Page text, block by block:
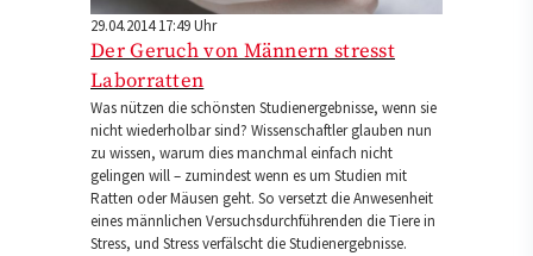
29.04.2014 17:49 Uhr
Der Geruch von Männern stresst
Laborratten
Was nützen die schönsten Studienergebnisse, wenn sie
nicht wiederholbar sind? Wissenschaftler glauben nun
zu wissen, warum dies manchmal einfach nicht
gelingen will – zumindest wenn es um Studien mit
Ratten oder Mäusen geht. So versetzt die Anwesenheit
eines männlichen Versuchsdurchführenden die Tiere in
Stress, und Stress verfälscht die Studienergebnisse.